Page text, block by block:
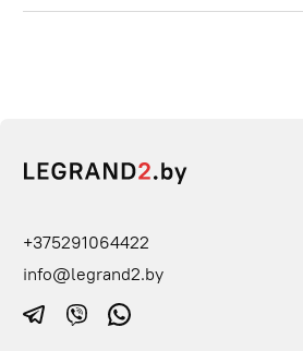
+375291064422
info@legrand2.by